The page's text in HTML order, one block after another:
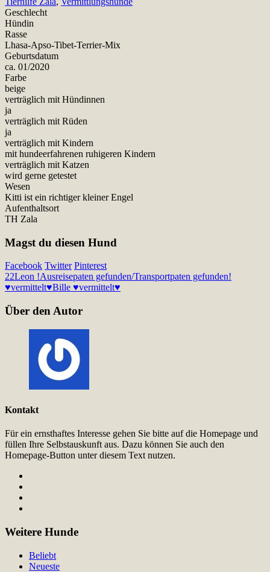
Geschlecht
Hündin
Rasse
Lhasa-Apso-Tibet-Terrier-Mix
Geburtsdatum
ca. 01/2020
Farbe
beige
verträglich mit Hündinnen
ja
verträglich mit Rüden
ja
verträglich mit Kindern
mit hundeerfahrenen ruhigeren Kindern
verträglich mit Katzen
wird gerne getestet
Wesen
Kitti ist ein richtiger kleiner Engel
Aufenthaltsort
TH Zala
Magst du diesen Hund
Facebook Twitter Pinterest
22Leon !Ausreisepaten gefunden/Transportpaten gefunden!
♥vermittelt♥Bille ♥vermittelt♥
Über den Autor
Kontakt
Für ein ernsthaftes Interesse gehen Sie bitte auf die Homepage und
füllen Ihre Selbstauskunft aus. Dazu können Sie auch den
Homepage-Button unter diesem Text nutzen.
Weitere Hunde
Beliebt
Neueste